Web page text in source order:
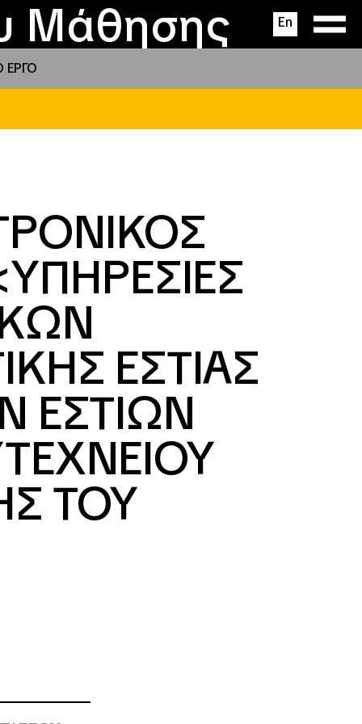
Μάθησης En
ΕΡΓΟ
ΕΣΤΙΑΣ
ΕΣΤΙΩΝ
ΤΟΥ